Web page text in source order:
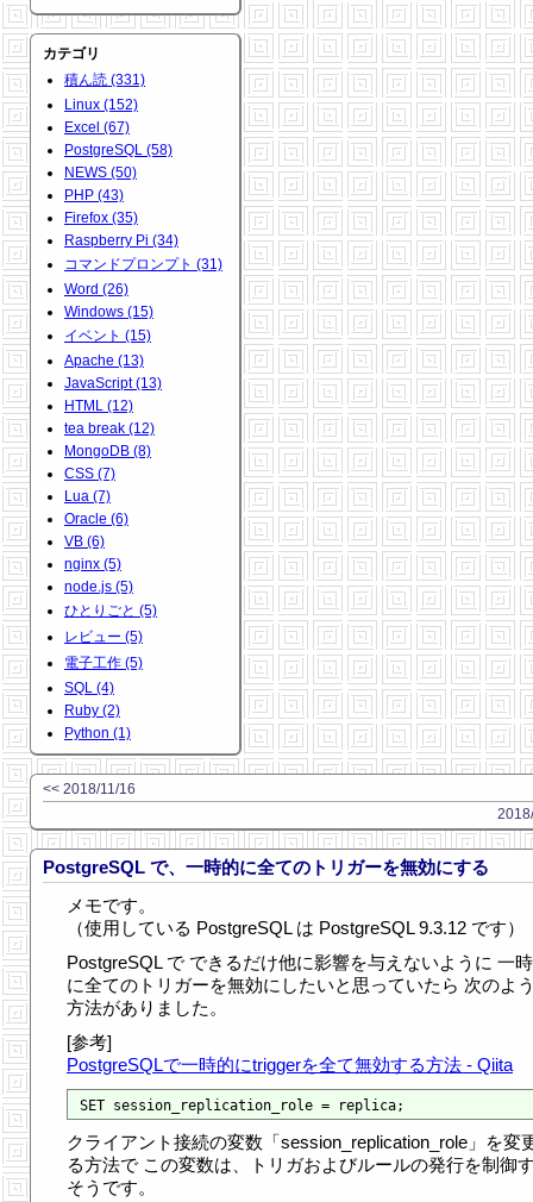
カテゴリ
積ん読 (331)
Linux (152)
Excel (67)
PostgreSQL (58)
NEWS (50)
PHP (43)
Firefox (35)
Raspberry Pi (34)
コマンドプロンプト (31)
Word (26)
Windows (15)
イベント (15)
Apache (13)
JavaScript (13)
HTML (12)
tea break (12)
MongoDB (8)
CSS (7)
Lua (7)
Oracle (6)
VB (6)
nginx (5)
node.js (5)
ひとりごと (5)
レビュー (5)
電子工作 (5)
SQL (4)
Ruby (2)
Python (1)
<< 2018/11/16
PostgreSQL で、一時的に全てのトリガーを無効にする
メモです。
（使用している PostgreSQL は PostgreSQL 9.3.12 です）
PostgreSQL で できるだけ他に影響を与えないように 一
に全てのトリガーを無効にしたいと思っていたら 次のよ
方法がありました。
[参考]
PostgreSQLで一時的にtriggerを全て無効する方法 - Qiita
クライアント接続の変数「session_replication_role」を変
る方法で この変数は、トリガおよびルールの発行を制御
そうです。